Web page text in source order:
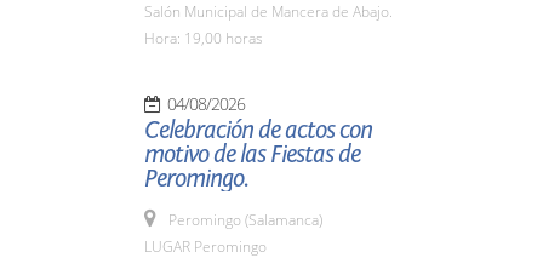
Salón Municipal de Mancera de Abajo.
Hora: 19,00 horas
04/08/2026
Celebración de actos con
motivo de las Fiestas de
Peromingo.
Peromingo (Salamanca)
LUGAR Peromingo